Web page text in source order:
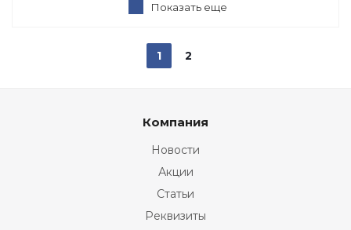
Показать еще
1 2
Компания
Новости
Акции
Статьи
Реквизиты